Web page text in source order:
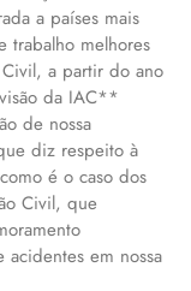
a países mais
trabalho melhores
a partir do ano
da IAC**
de nossa
diz respeito à
é o caso dos
Civil, que
em nossa